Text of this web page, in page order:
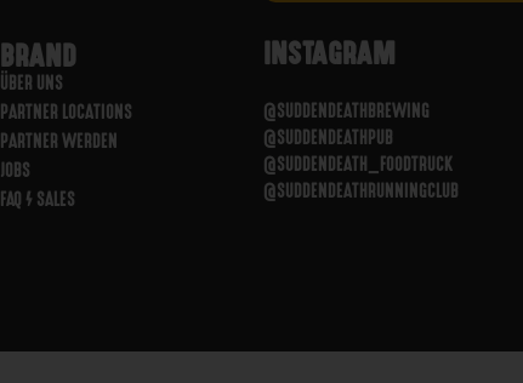
BRAND
ÜBER UNS
PARTNER LOCATIONS
PARTNER WERDEN
JOBS
FAQ / SALES
INSTAGRAM
@SUDDENDEATHBREWING
@SUDDENDEATHPUB
@SUDDENDEATH_FOODTRUCK
@SUDDENDEATHRUNNINGCLUB